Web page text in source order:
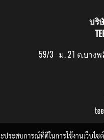
บริ
59/3 ม. 21 ต.บาง
ระสบการณ์ที่ดีในการใช้งานเว็บไ